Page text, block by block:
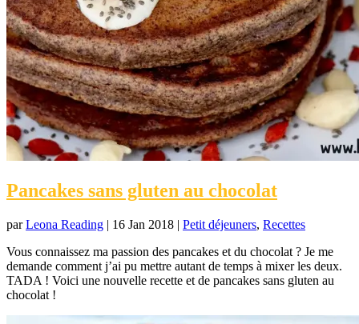
Pancakes sans gluten au chocolat
parLeona Reading | 16 Jan 2018 | Petit déjeuners, Recettes
Vous connaissez ma passion des pancakes et du chocolat ? Je me
demande comment j’ai pu mettre autant de temps à mixer les deux.
TADA ! Voici une nouvelle recette et de pancakes sans gluten au
chocolat !